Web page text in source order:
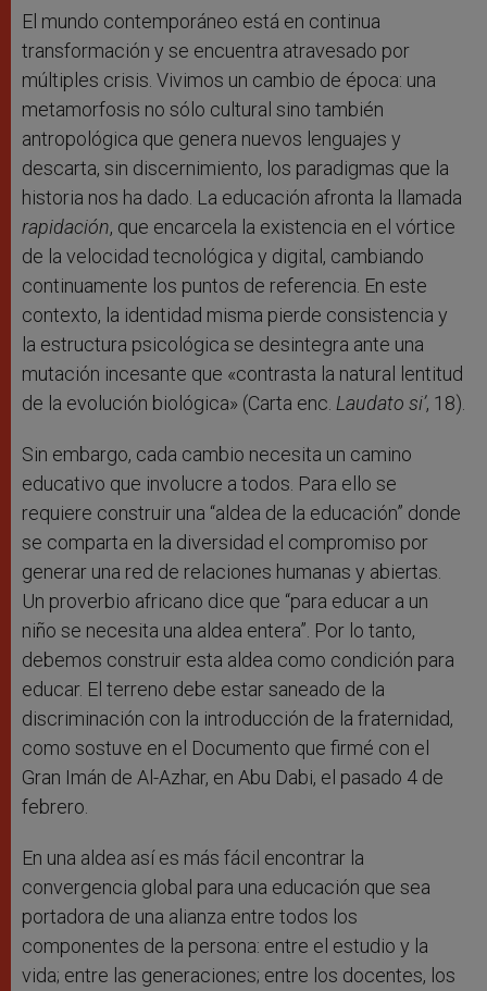
El mundo contemporáneo está en continua
transformación y se encuentra atravesado por
múltiples crisis. Vivimos un cambio de época: una
metamorfosis no sólo cultural sino también
antropológica que genera nuevos lenguajes y
descarta, sin discernimiento, los paradigmas que la
historia nos ha dado. La educación afronta la llamada
rapidación, que encarcela la existencia en el vórtice
de la velocidad tecnológica y digital, cambiando
continuamente los puntos de referencia. En este
contexto, la identidad misma pierde consistencia y
la estructura psicológica se desintegra ante una
mutación incesante que «contrasta la natural lentitud
de la evolución biológica» (Carta enc. Laudato si’, 18).
Sin embargo, cada cambio necesita un camino
educativo que involucre a todos. Para ello se
requiere construir una “aldea de la educación” donde
se comparta en la diversidad el compromiso por
generar una red de relaciones humanas y abiertas.
Un proverbio africano dice que “para educar a un
niño se necesita una aldea entera”. Por lo tanto,
debemos construir esta aldea como condición para
educar. El terreno debe estar saneado de la
discriminación con la introducción de la fraternidad,
como sostuve en el Documento que firmé con el
Gran Imán de Al-Azhar, en Abu Dabi, el pasado 4 de
febrero.
En una aldea así es más fácil encontrar la
convergencia global para una educación que sea
portadora de una alianza entre todos los
componentes de la persona: entre el estudio y la
vida; entre las generaciones; entre los docentes, los